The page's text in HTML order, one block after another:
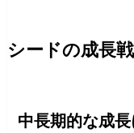
シードの成長
中長期的な成